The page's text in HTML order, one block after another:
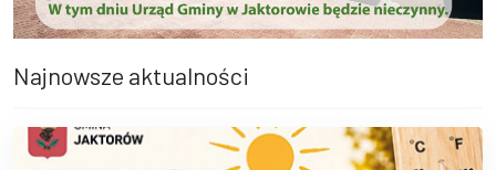
Najnowsze aktualności